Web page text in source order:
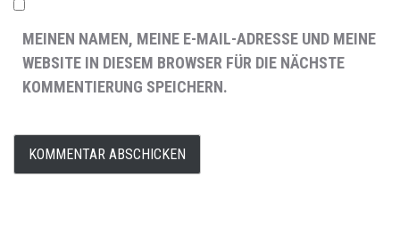
MEINEN NAMEN, MEINE E-MAIL-ADRESSE UND MEINE
WEBSITE IN DIESEM BROWSER FÜR DIE NÄCHSTE
KOMMENTIERUNG SPEICHERN.